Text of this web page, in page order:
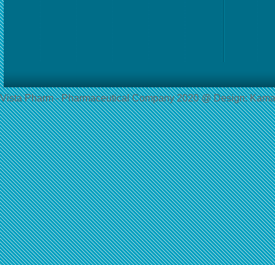
Vista Pharm - Pharmaceutical Сompany 2020 @ Design: